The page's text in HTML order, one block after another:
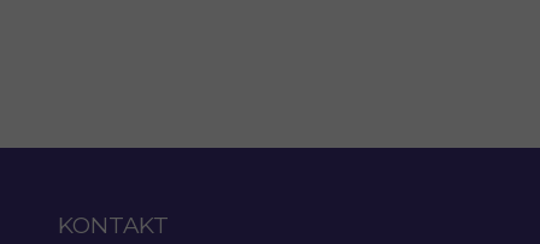
KONTAKT